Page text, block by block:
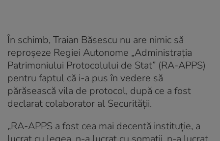
În schimb, Traian Băsescu nu are nimic să
reproșeze Regiei Autonome „Administraţia
Patrimoniului Protocolului de Stat” (RA-APPS)
pentru faptul că i-a pus în vedere să
părăsească vila de protocol, după ce a fost
declarat colaborator al Securității.
„RA-APPS a fost cea mai decentă instituţie, a